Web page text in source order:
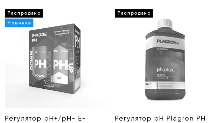
Регулятор pH+/pH- E-
Регулятор pH Plagron PH